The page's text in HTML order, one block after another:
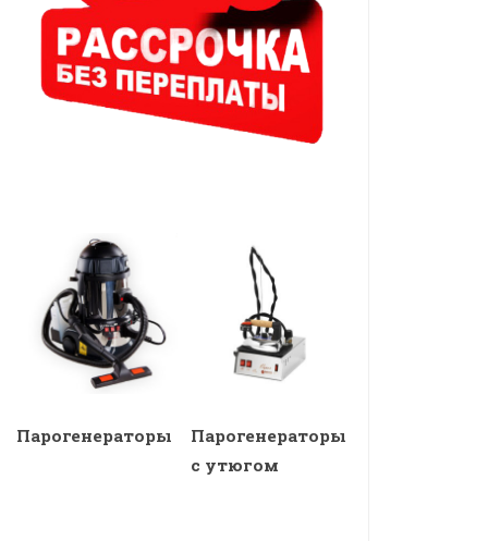
Парогенераторы
Парогенераторы
с утюгом